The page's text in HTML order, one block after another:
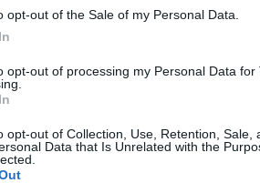
opt-out of the Sale of my Personal Data.
opt-out of processing my Personal Data for
opt-out of Collection, Use, Retention, Sale,
Data that Is Unrelated with the